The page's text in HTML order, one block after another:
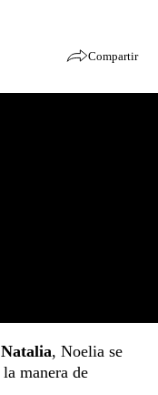
Compartir
Natalia, Noelia se
manera de